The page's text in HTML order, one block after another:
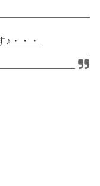
♪・・・